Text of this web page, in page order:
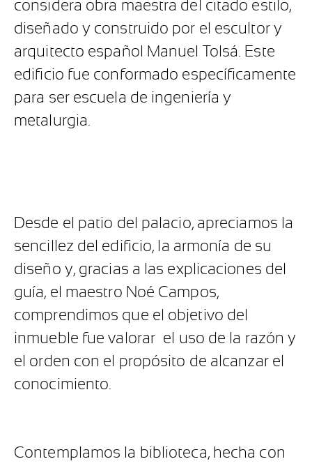
considera obra maestra del citado estilo,
diseñado y construido por el escultor y
arquitecto español Manuel Tolsá. Este
edificio fue conformado específicamente
para ser escuela de ingeniería y
metalurgia.
Desde el patio del palacio, apreciamos la
sencillez del edificio, la armonía de su
diseño y, gracias a las explicaciones del
guía, el maestro Noé Campos,
comprendimos que el objetivo del
inmueble fue valorar el uso de la razón y
el orden con el propósito de alcanzar el
conocimiento.
Contemplamos la biblioteca, hecha con